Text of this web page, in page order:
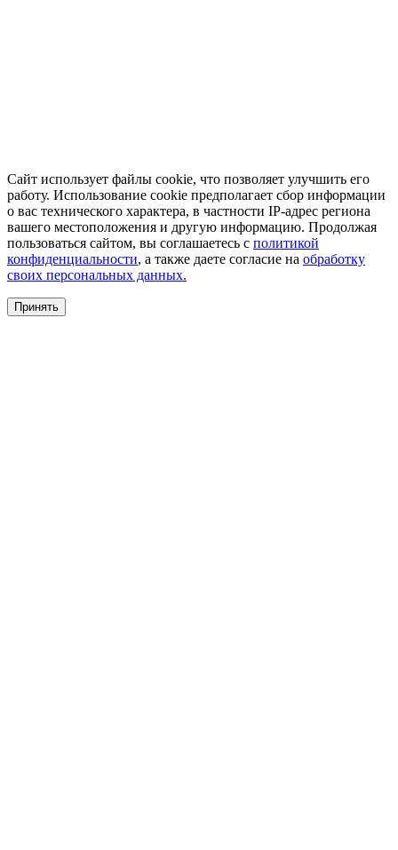
Сайт использует файлы cookie, что позволяет улучшить его
работу. Использование cookie предполагает сбор информации
о вас технического характера, в частности IP-адрес региона
вашего местоположения и другую информацию. Продолжая
пользоваться сайтом, вы соглашаетесь с политикой
конфиденциальности, а также даете согласие на обработку
своих персональных данных.
Принять